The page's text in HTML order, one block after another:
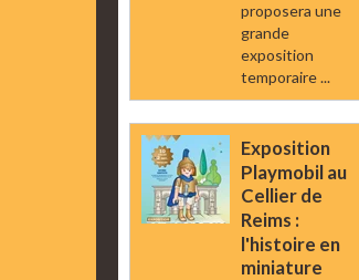
proposera une
grande
exposition
temporaire ...
Exposition
Playmobil au
Cellier de
Reims :
l'histoire en
miniature